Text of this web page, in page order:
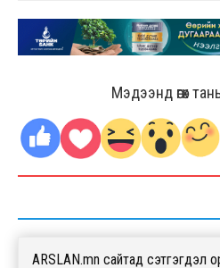
Мэдээнд өгөх
ARSLAN.mn сайтад сэтгэгдэл